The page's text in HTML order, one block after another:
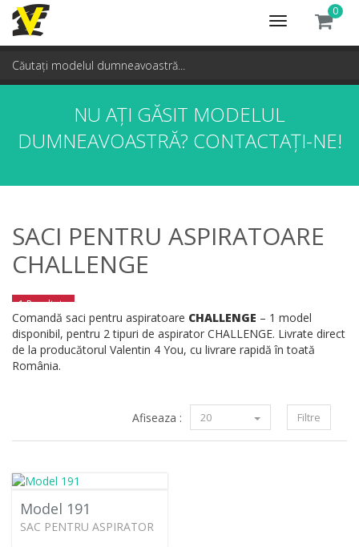
Toggle
navigation
0
NU AȚI GĂSIT MODELUL
DUMNEAVOASTRĂ? CONTACTAȚI-NE!
SACI PENTRU ASPIRATOARE
CHALLENGE
1 Rezultate
Comandă saci pentru aspiratoare CHALLENGE – 1 model
disponibil, pentru 2 tipuri de aspirator CHALLENGE. Livrate direct
de la producătorul Valentin 4 You, cu livrare rapidă în toată
România.
Filtre
Afiseaza : 20
Model 191
SAC PENTRU ASPIRATOR